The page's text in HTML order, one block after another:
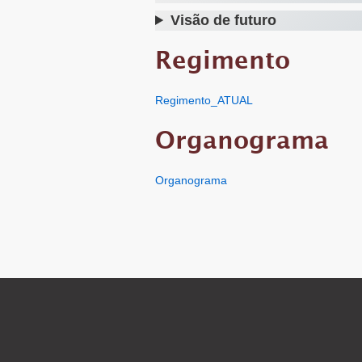
Visão de futuro
Regimento
Regimento_ATUAL
Organograma
Organograma